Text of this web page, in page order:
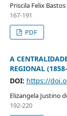
Priscila Felix Bastos
167-191
PDF
A
REGIONAL
DOI: https://
Elizangela Justino
192-220